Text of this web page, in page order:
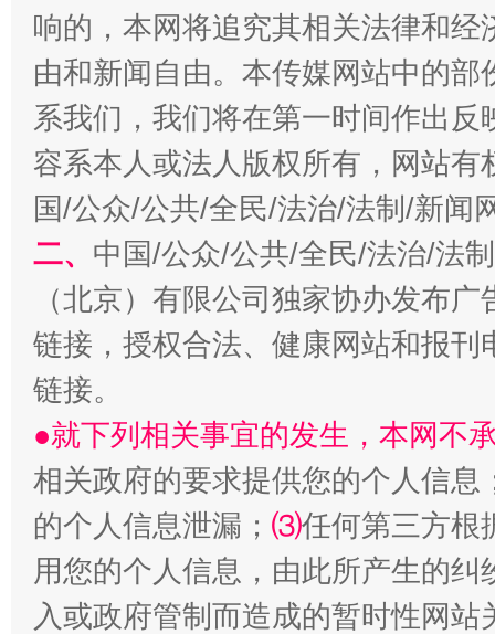
解纷+调解+退费，一次搞定
站台名比不上好声名
响的，本网将追究其相关法律和
由和新闻自由。本传媒网站中的
系我们，我们将在第一时间作出
容系本人或法人版权所有，网站
国/公众/公共/全民/法治/法制/新闻
二、 中国/公众/公共/全民/法治/法
（北京）有限公司独家协办发布
链接，授权合法、健康网站和报
链接。
●就下列相关事宜的发生，本网不
相关政府的要求提供您的个人信息
的个人信息泄漏； ⑶任何第三方根
用您的个人信息，由此所产生的纠
入或政府管制而造成的暂时性网